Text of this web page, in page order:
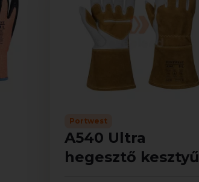
Portwest
A540 Ultra
hegesztő kesztyű